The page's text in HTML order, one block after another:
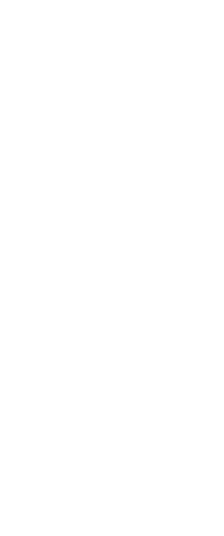
do Botafogo perdem a
jogador após